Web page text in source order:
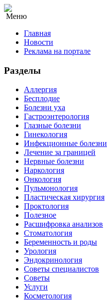
Меню
Главная
Новости
Реклама на портале
Разделы
Аллергия
Бесплодие
Болезни уха
Гастроэнтерология
Глазные болезни
Гинекология
Инфекционные болезни
Лечение за границей
Нервные болезни
Наркология
Онкология
Пульмонология
Пластическая хирургия
Проктология
Полезное
Расшифровка анализов
Стоматология
Беременность и роды
Урология
Эндокринология
Советы специалистов
Советы
Услуги
Косметология